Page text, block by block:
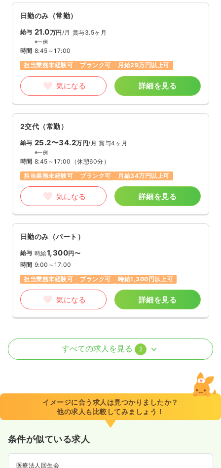
日勤のみ（常勤）
給与 21.0万円/月 賞与3.5ヶ月
※一例
時間 8:45～17:00
担当業務未経験可
ブランク可 月給29万円以上可
気になる 詳細を見る
2交代（常勤）
給与 25.2〜34.2万円/月 賞与4ヶ月
※一例
時間 8:45～17:00 （休憩60分）
担当業務未経験可
ブランク可 月給34万円以上可
気になる 詳細を見る
日勤のみ（パート）
給与 時給1,300円〜
時間 9:00～17:00
担当業務未経験可
ブランク可 時給1,300円以上可
気になる 詳細を見る
外来 正・准看護師
9:00～13:00
オンコールあり 担当業務未経験可
時給1,300円以上可
気になる
すべての求人を見る 2
イメージに合う求人は見つかりましたか？
他の求人も比較してみましょう！
条件が似ている求人
医療法人回生会